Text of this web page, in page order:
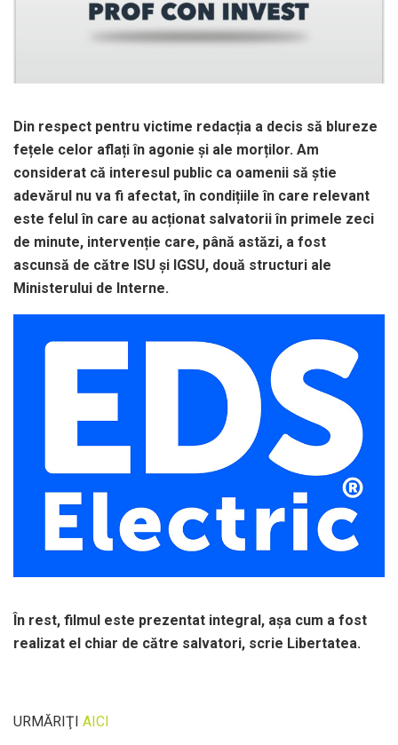
Din respect pentru victime redacția a decis să blureze
fețele celor aflați în agonie și ale morților. Am
considerat că interesul public ca oamenii să știe
adevărul nu va fi afectat, în condițiile în care relevant
este felul în care au acționat salvatorii în primele zeci
de minute, intervenție care, până astăzi, a fost
ascunsă de către ISU și IGSU, două structuri ale
Ministerului de Interne.
În rest, filmul este prezentat integral, așa cum a fost
realizat el chiar de către salvatori, scrie Libertatea.
URMĂRIŢI AICI